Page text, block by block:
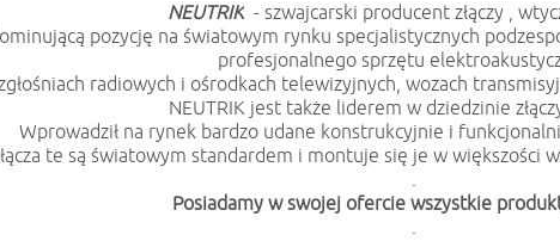
NEUTRIK - szwajcarski producent złączy ,
pozycję na światowym rynku specjalistycznych
profesjonalnego sprzętu
radiowych i ośrodkach telewizyjnych, wozach
NEUTRIK jest także liderem w dziedzinie
Wprowadził na rynek bardzo udane konstrukcyjnie i
te są światowym standardem i montuje się je w większości
.
Posiadamy w swojej ofercie wszystkie
.